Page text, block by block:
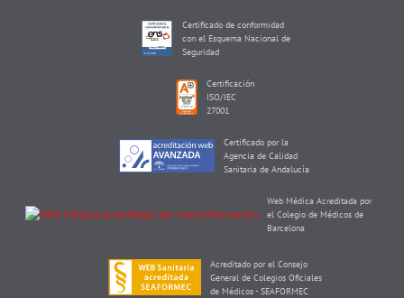
Certificado de conformidad
con el Esquema Nacional de
Seguridad
Certificación
ISO/IEC
27001
Certificado por la
Agencia de Calidad
Sanitaria de Andalucía
Web Médica Acreditada por
el Colegio de Médicos de
Barcelona
Acreditado por el Consejo
General de Colegios Oficiales
de Médicos - SEAFORMEC